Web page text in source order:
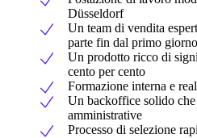
Düsseldorf
Un team di vendita
parte fin dal primo giorno
Un prodotto ricco di
cento per cento
Formazione interna e
Un backoffice solido
amministrative
Processo di selezione